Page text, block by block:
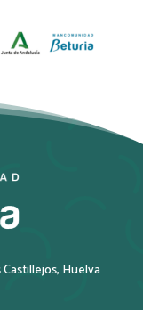
Huelva